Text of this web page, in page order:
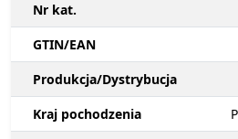
Nr kat.
GTIN/EAN
Produkcja/Dystrybucja
Kraj pochodzenia